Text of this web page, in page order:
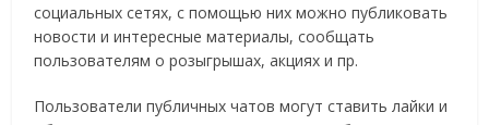
социальных сетях, с помощью них можно публиковать
новости и интересные материалы, сообщать
пользователям о розыгрышах, акциях и пр.
Пользователи публичных чатов могут ставить лайки и